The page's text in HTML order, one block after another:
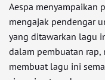
Aespa menyampaikan
mengajak pendengar
yang ditawarkan lagu
dalam pembuatan rap,
membuat lagu ini